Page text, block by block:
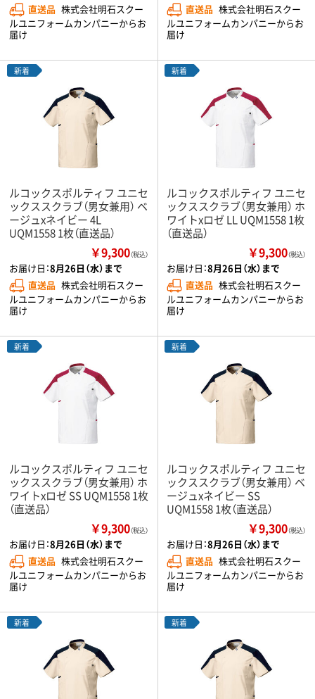
直送品 株式会社明石スクー
ルユニフォームカンパニーからお
届け
直送品 株式会社明石スクー
ルユニフォームカンパニーからお
届け
新着
ルコックスポルティフ ユニセ
ックススクラブ（男女兼用） ベ
ージュxネイビー 4L
UQM1558 1枚（直送品）
￥9,300（税込）
お届け日：8月26日（水）まで
直送品 株式会社明石スクー
ルユニフォームカンパニーからお
届け
新着
ルコックスポルティフ ユニセ
ックススクラブ（男女兼用） ホ
ワイトxロゼ LL UQM1558 1枚
（直送品）
￥9,300（税込）
お届け日：8月26日（水）まで
直送品 株式会社明石スクー
ルユニフォームカンパニーからお
届け
新着
ルコックスポルティフ ユニセ
ックススクラブ（男女兼用） ホ
ワイトxロゼ SS UQM1558 1枚
（直送品）
￥9,300（税込）
お届け日：8月26日（水）まで
直送品 株式会社明石スクー
ルユニフォームカンパニーからお
届け
新着
ルコックスポルティフ ユニセ
ックススクラブ（男女兼用） ベ
ージュxネイビー SS
UQM1558 1枚（直送品）
￥9,300（税込）
お届け日：8月26日（水）まで
直送品 株式会社明石スクー
ルユニフォームカンパニーからお
届け
新着 新着